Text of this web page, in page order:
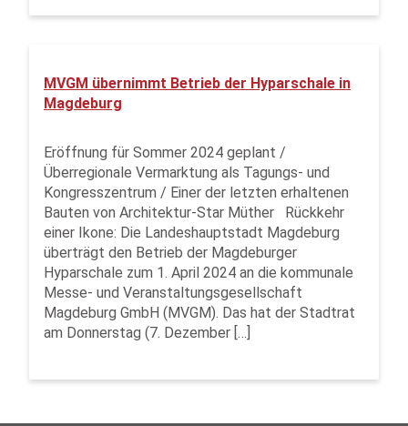
MVGM übernimmt Betrieb der Hyparschale in
Magdeburg
Eröffnung für Sommer 2024 geplant /
Überregionale Vermarktung als Tagungs- und
Kongresszentrum / Einer der letzten erhaltenen
Bauten von Architektur-Star Müther Rückkehr
einer Ikone: Die Landeshauptstadt Magdeburg
überträgt den Betrieb der Magdeburger
Hyparschale zum 1. April 2024 an die kommunale
Messe- und Veranstaltungsgesellschaft
Magdeburg GmbH (MVGM). Das hat der Stadtrat
am Donnerstag (7. Dezember […]